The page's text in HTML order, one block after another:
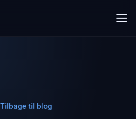
Tilbage til blog